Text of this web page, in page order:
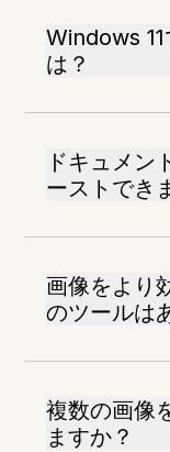
Windows
は？
ドキュメン
ーストでき
画像をより
のツールは
複数の画像
ますか？